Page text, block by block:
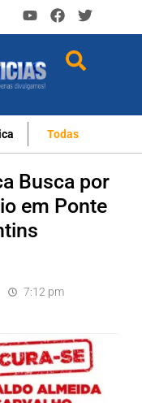
Todas
Busca por
em Ponte
7:12 pm